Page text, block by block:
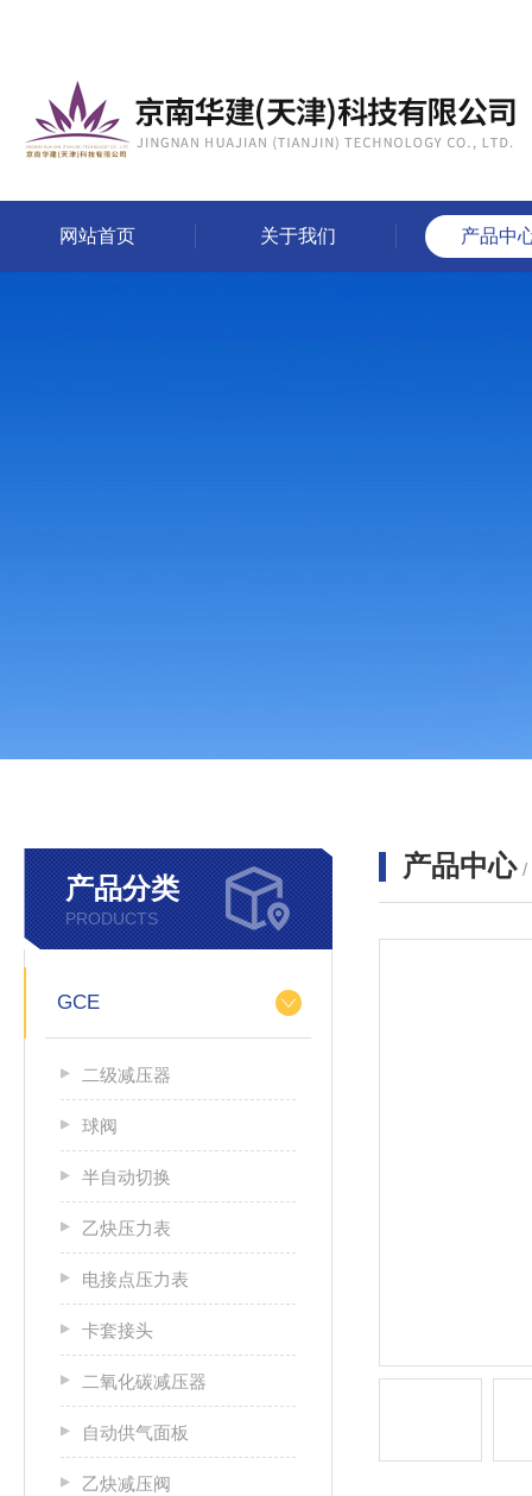
网站首页 关于我们 产品中
产品分类
PRODUCTS
GCE
二级减压器
球阀
半自动切换
乙炔压力表
电接点压力表
卡套接头
二氧化碳减压器
自动供气面板
乙炔减压阀
产品中心 /